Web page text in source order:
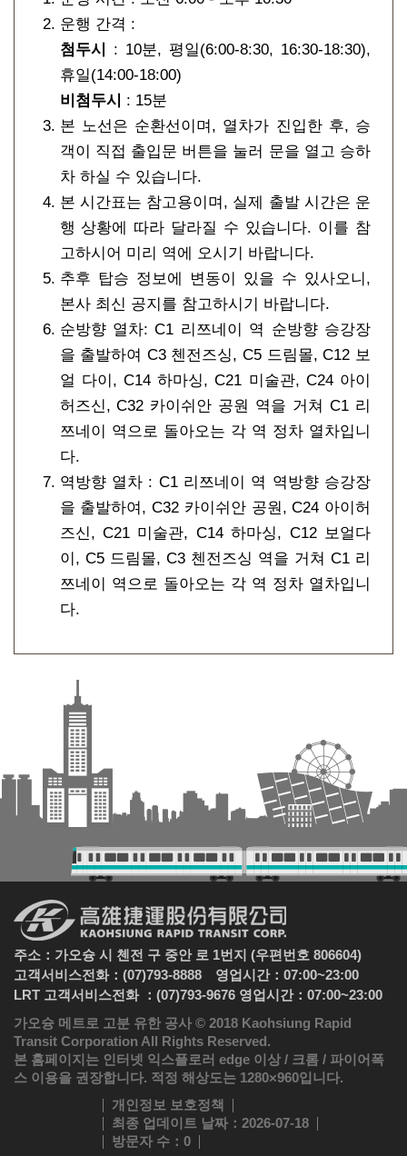
운행 간격 :
첨두시
: 10분, 평일(6:00-8:30, 16:30-18:30),
휴일(14:00-18:00)
비첨두시
: 15분
본 노선은 순환선이며, 열차가 진입한 후, 승
객이 직접 출입문 버튼을 눌러 문을 열고 승하
차 하실 수 있습니다.
본 시간표는 참고용이며, 실제 출발 시간은 운
행 상황에 따라 달라질 수 있습니다. 이를 참
고하시어 미리 역에 오시기 바랍니다.
추후 탑승 정보에 변동이 있을 수 있사오니,
본사 최신 공지를 참고하시기 바랍니다.
순방향 열차: C1 리쯔네이 역 순방향 승강장
을 출발하여 C3 첸전즈싱, C5 드림몰, C12 보
얼 다이, C14 하마싱, C21 미술관, C24 아이
허즈신, C32 카이쉬안 공원 역을 거쳐 C1 리
쯔네이 역으로 돌아오는 각 역 정차 열차입니
다.
역방향 열차 : C1 리쯔네이 역 역방향 승강장
을 출발하여, C32 카이쉬안 공원, C24 아이허
즈신, C21 미술관, C14 하마싱, C12 보얼다
이, C5 드림몰, C3 첸전즈싱 역을 거쳐 C1 리
쯔네이 역으로 돌아오는 각 역 정차 열차입니
다.
주소：가오슝 시 첸전 구 중안 로 1번지 (우편번호 806604)
고객서비스전화：(07)793-8888 영업시간：07:00~23:00
LRT 고객서비스전화 ：(07)793-9676 영업시간：07:00~23:00
가오슝 메트로 고분 유한 공사 © 2018 Kaohsiung Rapid
Transit Corporation All Rights Reserved.
본 홈페이지는 인터넷 익스플로러 edge 이상 / 크롬 / 파이어폭
스 이용을 권장합니다. 적정 해상도는 1280×960입니다.
개인정보 보호정책
최종 업데이트 날짜 ：2026-07-18
방문자 수 ：0